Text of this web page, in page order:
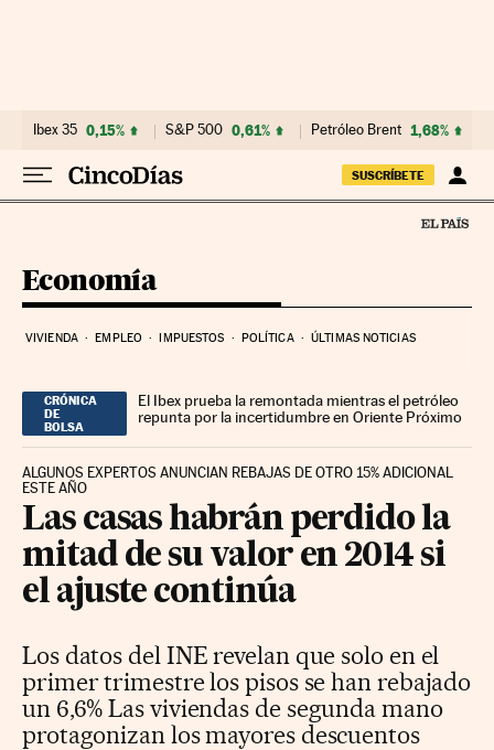
Ibex 35 0,15% S&P 500 0,61% Petróleo Brent 1,68%
SUSCRÍBETE
Economía
VIVIENDA EMPLEO IMPUESTOS POLÍTICA ÚLTIMAS NOTICIAS
CRÓNICA
DE
BOLSA
El Ibex prueba la remontada mientras el petróleo
repunta por la incertidumbre en Oriente Próximo
ALGUNOS EXPERTOS ANUNCIAN REBAJAS DE OTRO 15% ADICIONAL
ESTE AÑO
Las casas habrán perdido la
mitad de su valor en 2014 si
el ajuste continúa
Los datos del INE revelan que solo en el
primer trimestre los pisos se han rebajado
un 6,6% Las viviendas de segunda mano
protagonizan los mayores descuentos